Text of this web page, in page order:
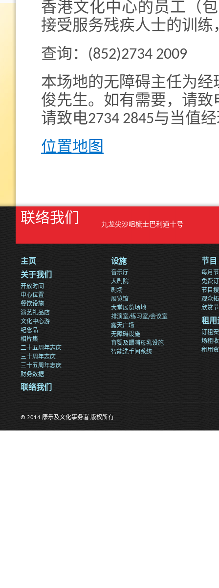
香港文化中心的员工（
接受服务残疾人士的训
查询：(852)2734 2009
本场地的无障碍主任为
俊先生。如有需要，请致
请致电2734 2845与当值
位置地图
联络我们 九龙尖沙咀梳士巴利道十号
主页
关于我们
开放时间
中心位置
餐饮设施
演艺礼品店
文化中心游
纪念品
相片集
二十五周年志庆
三十周年志庆
三十五周年志庆
财务数据
联络我们
设施
音乐厅
大剧院
剧场
展览馆
大堂展览场地
排演室/练习室/会议室
露天广场
无障碍设施
育婴及餵哺母乳设施
智能洗手间系统
节目
每月
免费
节目
观众
欣赏
租用
订租
场租
租用
© 2014 康乐及文化事务署 版权所有